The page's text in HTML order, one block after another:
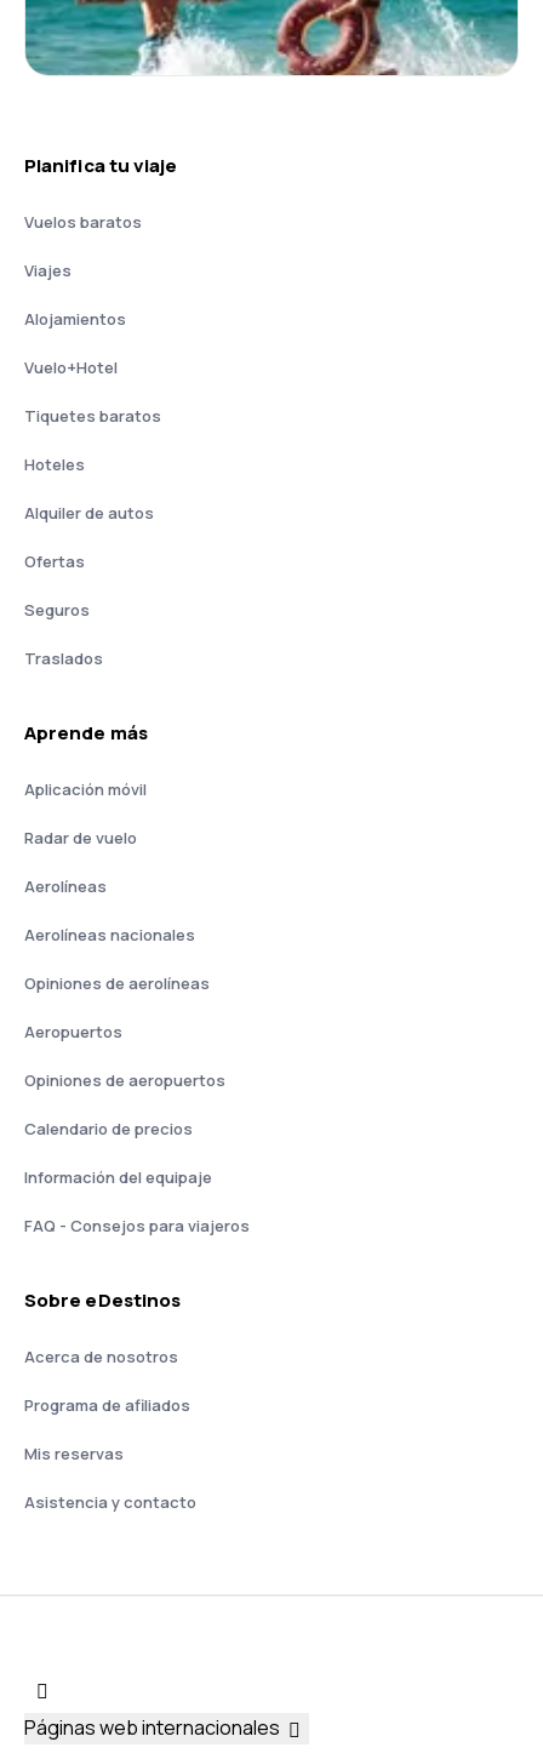
Planifica tu viaje
Vuelos baratos
Viajes
Alojamientos
Vuelo+Hotel
Tiquetes baratos
Hoteles
Alquiler de autos
Ofertas
Seguros
Traslados
Aprende más
Aplicación móvil
Radar de vuelo
Aerolíneas
Aerolíneas nacionales
Opiniones de aerolíneas
Aeropuertos
Opiniones de aeropuertos
Calendario de precios
Información del equipaje
FAQ - Consejos para viajeros
Sobre eDestinos
Acerca de nosotros
Programa de afiliados
Mis reservas
Asistencia y contacto
Páginas web internacionales